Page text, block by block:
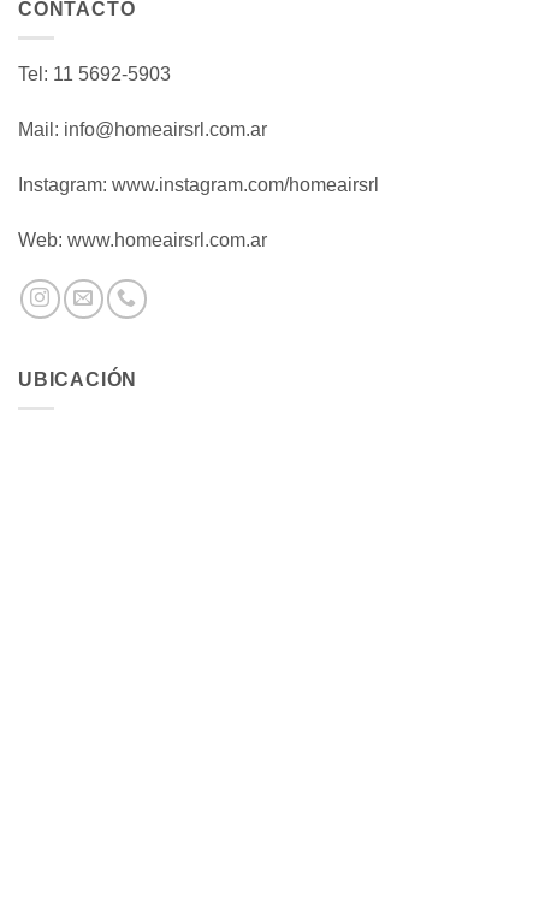
CONTACTO
Tel: 11 5692-5903
Mail: info@homeairsrl.com.ar
Instagram: www.instagram.com/homeairsrl
Web: www.homeairsrl.com.ar
UBICACIÓN